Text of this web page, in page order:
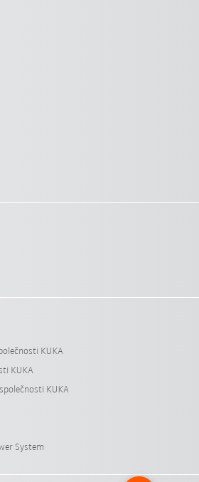
KUKA
KUKA
KUKA
System